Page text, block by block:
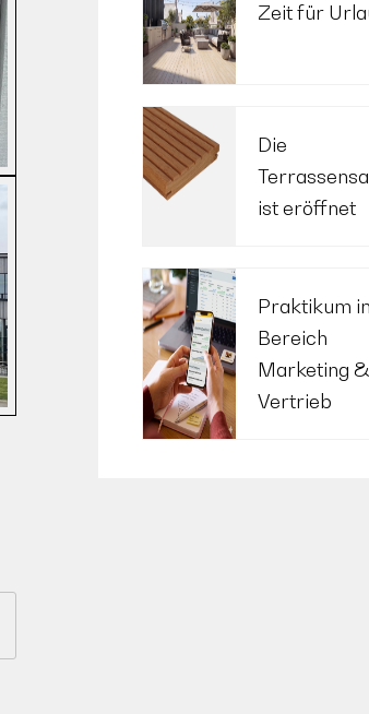
Zeit für
Die
ist eröffnet
Praktikum
Bereich
Marketing &
Vertrieb